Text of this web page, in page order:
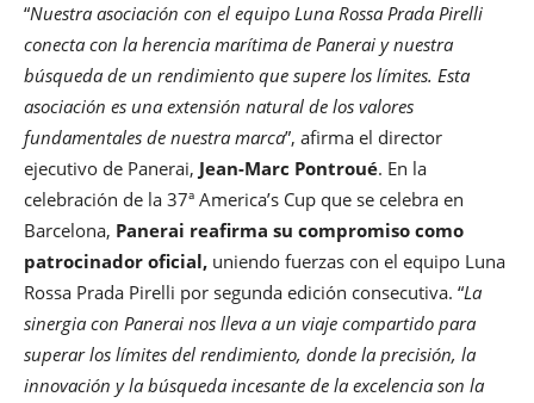
“Nuestra asociación con el equipo Luna Rossa Prada Pirelli
conecta con la herencia marítima de Panerai y nuestra
búsqueda de un rendimiento que supere los límites. Esta
asociación es una extensión natural de los valores
fundamentales de nuestra marca”, afirma el director
ejecutivo de Panerai, Jean-Marc Pontroué. En la
celebración de la 37ª America’s Cup que se celebra en
Barcelona, ​​ Panerai reafirma su compromiso como
patrocinador oficial, uniendo fuerzas con el equipo Luna
Rossa Prada Pirelli por segunda edición consecutiva. “La
sinergia con Panerai nos lleva a un viaje compartido para
superar los límites del rendimiento, donde la precisión, la
innovación y la búsqueda incesante de la excelencia son la